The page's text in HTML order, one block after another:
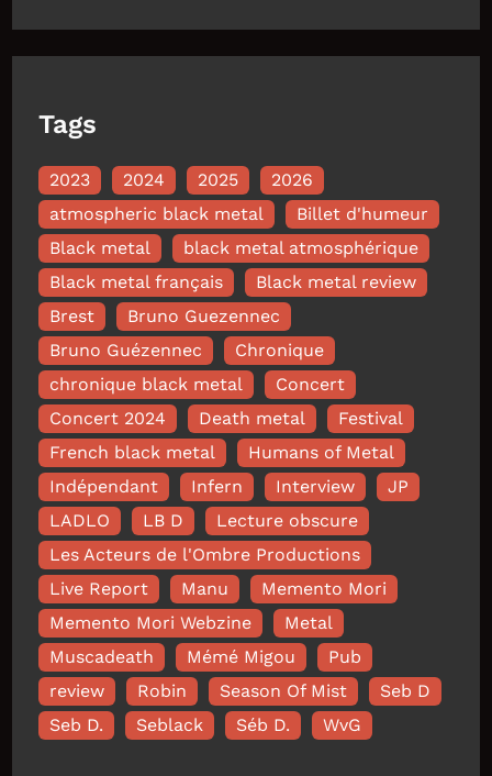
Tags
2023 2024 2025
2026
atmospheric black metal
Billet d'humeur
Black metal
black metal atmosphérique
Black metal français
Black metal review
Brest
Bruno Guezennec
Bruno Guézennec
Chronique
chronique black metal
Concert
Concert 2024
Death metal
Festival
French black metal
Humans of Metal
Indépendant
Infern Interview
JP
LADLO
LB D
Lecture obscure
Les Acteurs de l'Ombre Productions
Live Report
Manu
Memento Mori
Memento Mori Webzine
Metal
Muscadeath
Mémé Migou
Pub
review
Robin Season Of Mist
Seb D
Seb D.
Seblack Séb D. WvG